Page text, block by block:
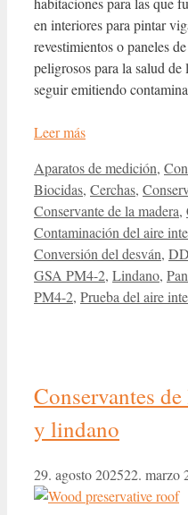
en interiores para pintar
revestimientos o paneles
peligrosos para la salud de
seguir emitiendo
Leer más
Categorías
Aparatos de medición,
Biocidas, Cerchas,
Conservante de la madera,
Contaminación del aire
Conversión del desván,
GSA PM4-2, Lindano,
PM4-2, Prueba del aire
Conservantes
y lindano
29. agosto 202522. marzo